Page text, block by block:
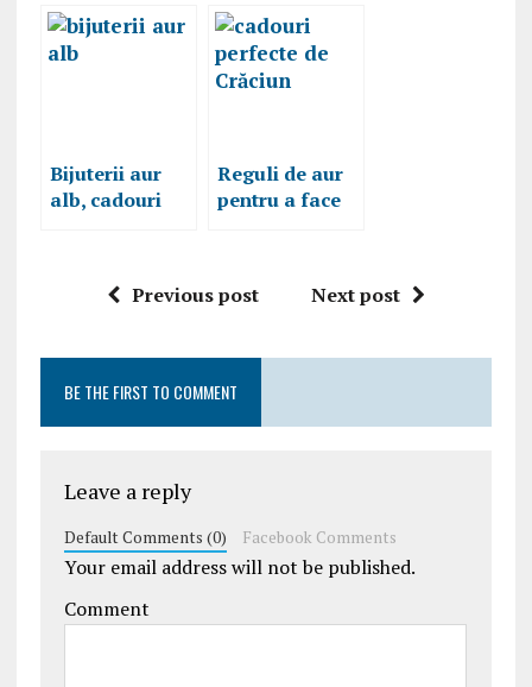
sub brad sau
în ghetuțele
lustruite
de cele mai
frumoase idei
de cadouri de
Crăciun de la
Bijuterii aur
alb, cadouri
Reguli de aur
pentru a face
Previous post Next post
BE THE FIRST TO COMMENT
Leave a reply
Default Comments (0) Facebook Comments
Your email address will not be published.
Comment